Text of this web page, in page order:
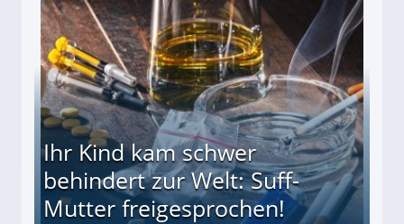
Ihr Kind kam schwer
behindert zur Welt: Suff-
Mutter freigesprochen!